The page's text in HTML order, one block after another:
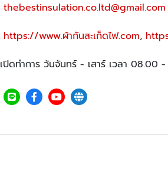
thebestinsulation.co.ltd@gmail.com
https://www.ผ้ากันสะเก็ดไฟ.com,
เปิดทำการ วันจันทร์ - เสาร์ เวลา